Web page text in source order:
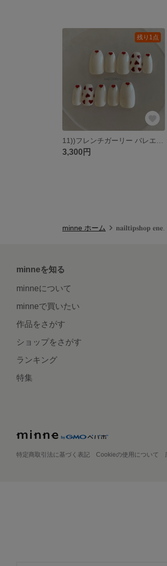
残り1点
3,300円
minne ホーム 𝐧𝐚𝐢𝐥𝐭𝐢𝐩𝐬𝐡𝐨𝐩
minneを知る
minneについて
minneで買いたい
作品をさがす
ショップをさがす
ランキング
特集
特定商取引法に基づく表記 Cookieの使用について